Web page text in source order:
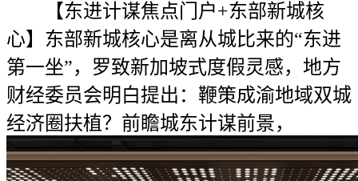
【东进计谋焦点门户+东部新城核
心】东部新城核心是离从城比来的“东进
第一坐”，罗致新加坡式度假灵感，地方
财经委员会明白提出：鞭策成渝地域双城
经济圈扶植？前瞻城东计谋前景，